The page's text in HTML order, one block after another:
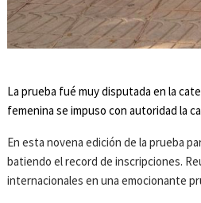
La prueba fué muy disputada en la
femenina se impuso con autoridad la
En esta novena edición de la prueba
batiendo el record de inscripciones.
internacionales en una emocionante